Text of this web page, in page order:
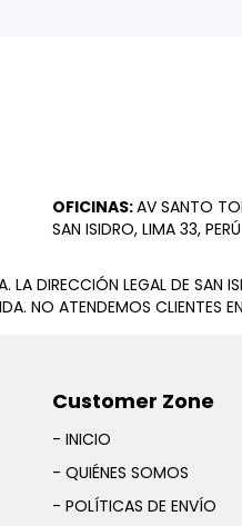
OFICINAS:AV SANTO
SAN ISIDRO, LIMA 33, PERÚ
LA DIRECCIÓN LEGAL DE SAN
NO ATENDEMOS CLIENTES
Customer Zone
- INICIO
- QUIÉNES SOMOS
- POLÍTICAS DE ENVÍO